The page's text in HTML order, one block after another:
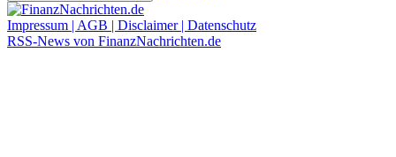
Impressum | AGB | Disclaimer | Datenschutz
RSS-News von FinanzNachrichten.de